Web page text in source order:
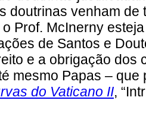
doutrinas venham de
Prof. McInerny
de Santos e
e a obrigação dos
mesmo Papas – que
do Vaticano II,